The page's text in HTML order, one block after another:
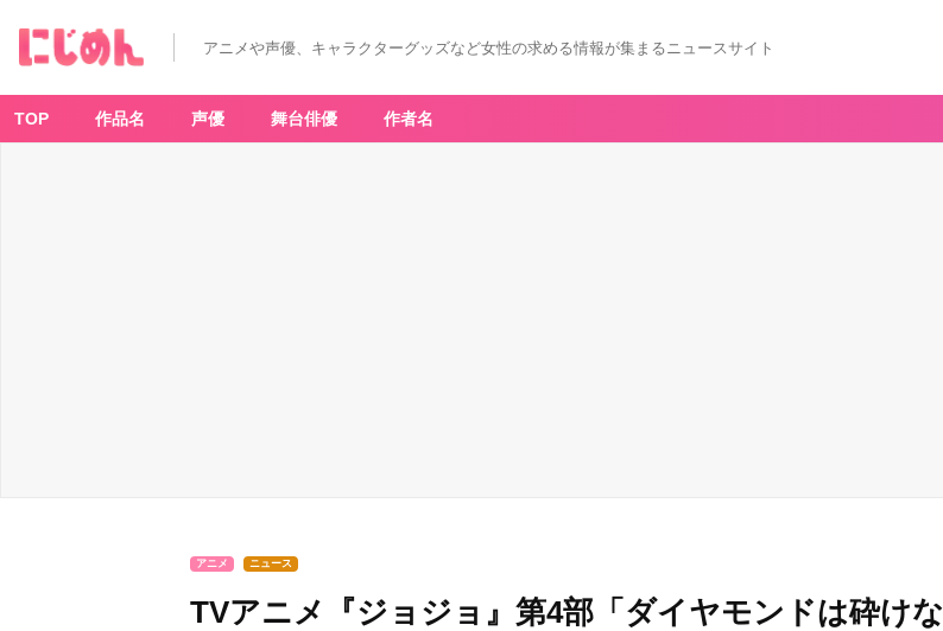
アニメや声優、キャラクターグッズなど女性の求める情報が集まるニュースサイト
TOP 作品名 声優 舞台俳優 作者名
アニメ ニュース
TVアニメ『ジョジョ』第4部「ダイヤモンドは砕けな